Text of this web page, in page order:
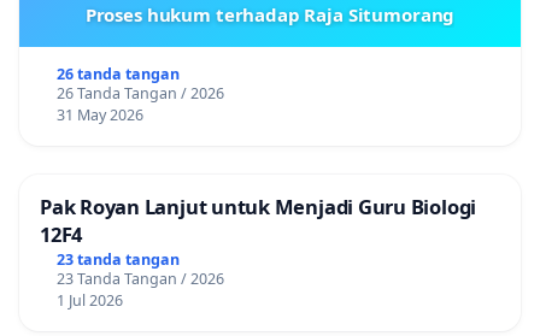
Proses hukum terhadap Raja Situmorang
26 tanda tangan
26 Tanda Tangan / 2026
31 May 2026
Pak Royan Lanjut untuk Menjadi Guru Biologi
12F4
23 tanda tangan
23 Tanda Tangan / 2026
1 Jul 2026